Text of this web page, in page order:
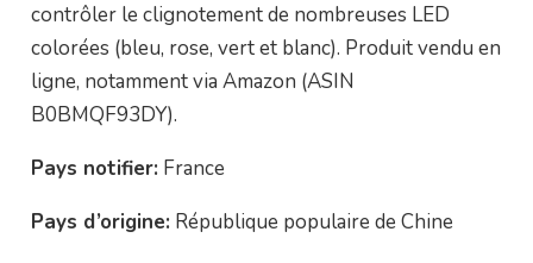
contrôler le clignotement de nombreuses LED
colorées (bleu, rose, vert et blanc). Produit vendu en
ligne, notamment via Amazon (ASIN
B0BMQF93DY).
Pays notifier: France
Pays d’origine: République populaire de Chine